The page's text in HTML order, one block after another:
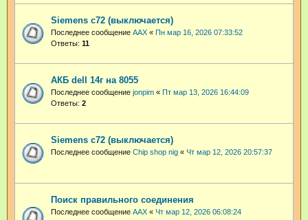
Siemens c72 (выключается)
Последнее сообщение AAX « Пн мар 16, 2026 07:33:52
Ответы: 11
АКБ dell 14г на 8055
Последнее сообщение jonpim « Пт мар 13, 2026 16:44:09
Ответы: 2
Siemens c72 (выключается)
Последнее сообщение Chip shop nig « Чт мар 12, 2026 20:57:37
Поиск правильного соединения
Последнее сообщение AAX « Чт мар 12, 2026 06:08:24